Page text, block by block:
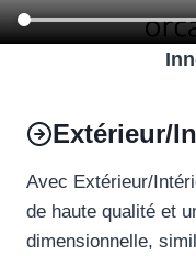
Extérieur/
Avec Extérieur/
de haute qualité et
dimensionnelle,